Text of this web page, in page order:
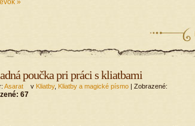
»
poučka pri práci s kliatbami
Asarat v Kliatby, Kliatby a magické písmo | Zobrazené:
67